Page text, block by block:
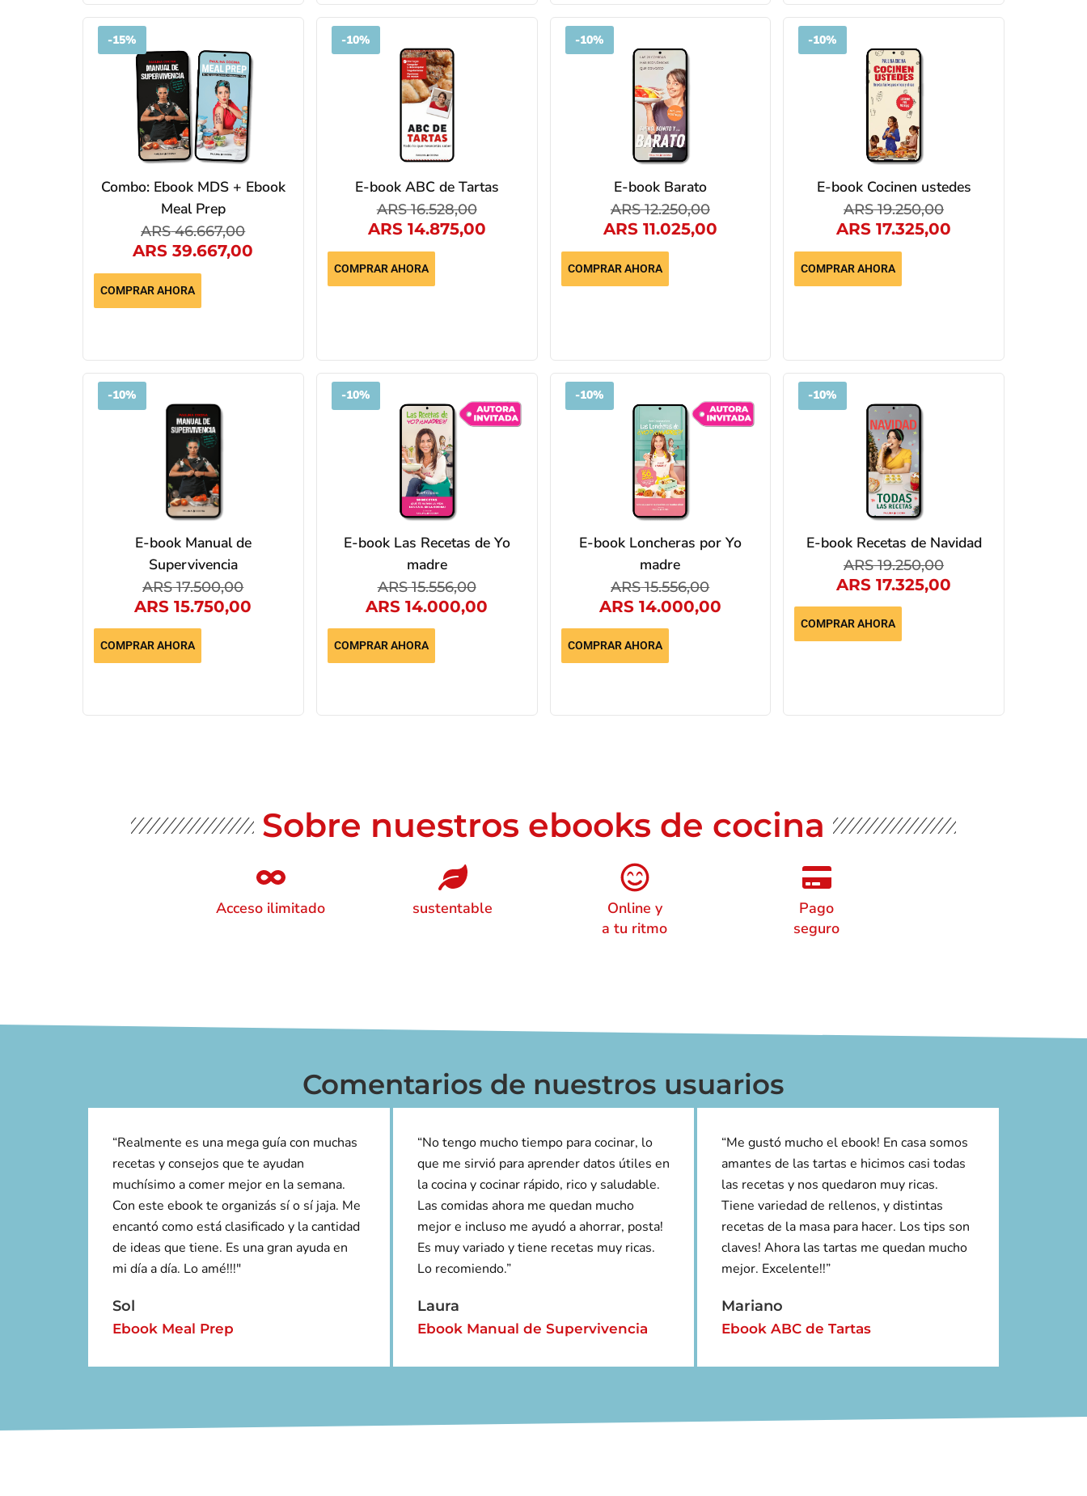
-15%
Combo: Ebook MDS + Ebook
Meal Prep
ARS46.667,00
ARS 39.667,00
COMPRAR AHORA
-10%
E-book ABC de Tartas
ARS16.528,00
ARS14.875,00
COMPRAR AHORA
-10%
E-book Barato
ARS12.250,00
ARS11.025,00
COMPRAR AHORA
-10%
E-book Cocinen ustedes
ARS19.250,00
ARS 17.325,00
COMPRAR AHORA
-10%
E-book Manual de
Supervivencia
ARS17.500,00
ARS 15.750,00
COMPRAR AHORA
-10%
E-book Las Recetas de Yo
madre
ARS15.556,00
ARS 14.000,00
COMPRAR AHORA
-10%
E-book Loncheras por Yo
madre
ARS15.556,00
ARS14.000,00
COMPRAR AHORA
-10%
E-book Recetas de Navidad
ARS19.250,00
ARS 17.325,00
COMPRAR AHORA
Sobre nuestros ebooks de cocina
Acceso ilimitado sustentable
Online y
a tu ritmo
Pago
seguro
Comentarios de nuestros usuarios
“Realmente es una mega guía con muchas
recetas y consejos que te ayudan
muchísimo a comer mejor en la semana.
Con este ebook te organizás sí o sí jaja. Me
encantó como está clasificado y la cantidad
de ideas que tiene. Es una gran ayuda en
mi día a día. Lo amé!!!"
Sol
Ebook Meal Prep
“No tengo mucho tiempo para cocinar, lo
que me sirvió para aprender datos útiles en
la cocina y cocinar rápido, rico y saludable.
Las comidas ahora me quedan mucho
mejor e incluso me ayudó a ahorrar, posta!
Es muy variado y tiene recetas muy ricas.
Lo recomiendo.”
Laura
Ebook Manual de Supervivencia
“Me gustó mucho el ebook! En casa somos
amantes de las tartas e hicimos casi todas
las recetas y nos quedaron muy ricas.
Tiene variedad de rellenos, y distintas
recetas de la masa para hacer. Los tips son
claves! Ahora las tartas me quedan mucho
mejor. Excelente!!”
Mariano
Ebook ABC de Tartas